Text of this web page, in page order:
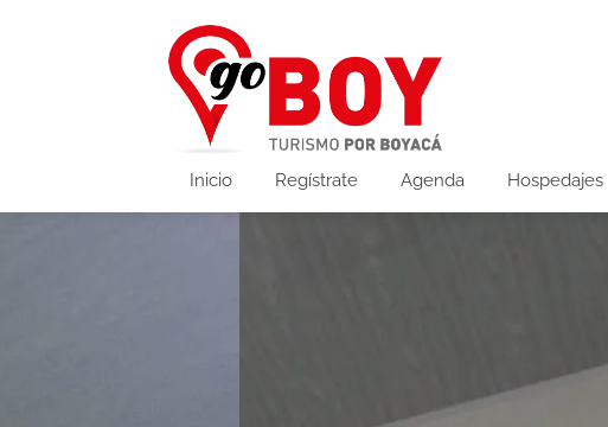
Inicio Regístrate Agenda Hospedajes